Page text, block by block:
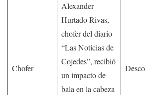
Chofer
Alexander
Hurtado Rivas,
chofer del diario
“Las Noticias de
Cojedes”, recibió
un impacto de
bala en la cabeza